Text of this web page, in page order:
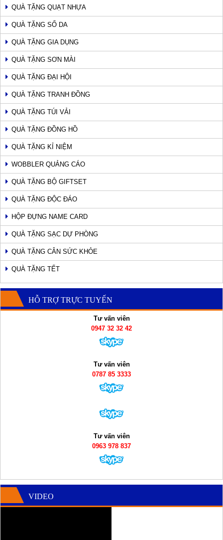
QUÀ TẶNG QUẠT NHỰA
QUÀ TẶNG SỔ DA
QUÀ TẶNG GIA DỤNG
QUÀ TẶNG SƠN MÀI
QUÀ TẶNG ĐẠI HỘI
QUÀ TẶNG TRANH ĐỒNG
QUÀ TẶNG TÚI VẢI
QUÀ TẶNG ĐỒNG HỒ
QUÀ TẶNG KỈ NIỆM
WOBBLER QUẢNG CÁO
QUÀ TẶNG BỘ GIFTSET
QUÀ TẶNG ĐỘC ĐÁO
HỘP ĐỰNG NAME CARD
QUÀ TẶNG SẠC DỰ PHÒNG
QUÀ TẶNG CÂN SỨC KHỎE
QUÀ TẶNG TẾT
HỖ TRỢ TRỰC TUYẾN
Tư vấn viên
0947 32 32 42
Tư vấn viên
0787 85 3333
Tư vấn viên
0963 978 837
VIDEO